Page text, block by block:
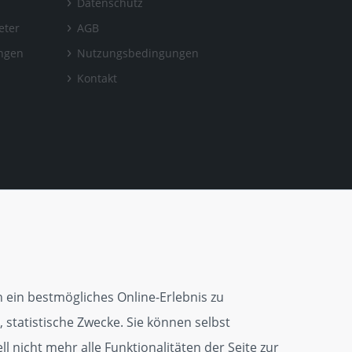
AGB
Nutzungsbedingungen
Kontakt
bestmögliches Online-Erlebnis zu
Zwecke. Sie können selbst
nicht mehr alle Funktionalitäten der Seite zur